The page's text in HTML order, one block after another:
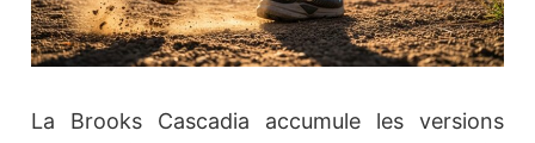
La Brooks Cascadia accumule les versions